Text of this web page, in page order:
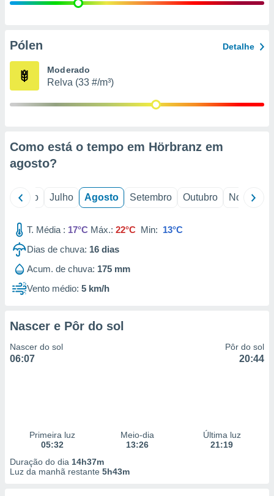
e
de
Pólen Detalhe
Moderado
Relva (33 #/m³)
Como está o tempo em Hörbranz em
agosto?
Junho Julho Agosto Setembro Outubro Novembro
T. Média : 17°C Máx.: 22°C Min: 13°C
Dias de chuva: 16 dias
Acum. de chuva: 175 mm
Vento médio: 5 km/h
Nascer e Pôr do sol
Nascer do sol
06:07
Pôr do sol
20:44
Primeira luz
05:32
Meio-dia
13:26
Última luz
21:19
Duração do dia 14h37m
Luz da manhã restante 5h43m